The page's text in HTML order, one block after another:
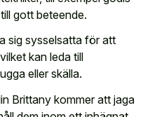
gott beteende.
sig sysselsatta för att
kan leda till
eller skälla.
Brittany kommer att jaga